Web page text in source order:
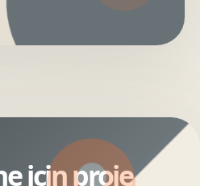
için proje